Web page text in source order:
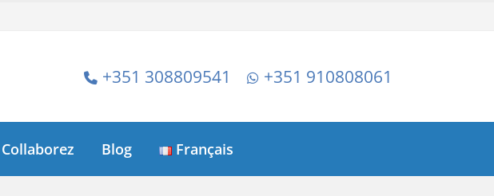
+351 308809541 +351 910808061
Collaborez Blog Français